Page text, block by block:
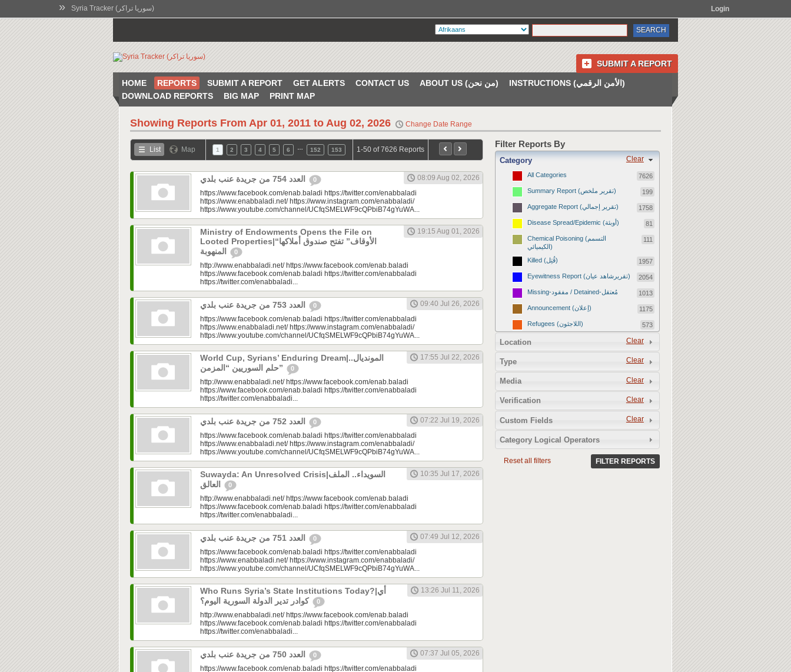
» Syria Tracker (سوريا تراكر) Login
SUBMIT A REPORT
HOME REPORTS SUBMIT A REPORT GET ALERTS CONTACT US ABOUT US (من نحن)
INSTRUCTIONS (الأمن الرقمي)
DOWNLOAD REPORTS
BIG MAP PRINT MAP
Showing Reports From Apr 01, 2011 to Aug 02, 2026 Change Date Range
List Map 1 2 3 4 5 6 152 153 1-50 of 7626 Reports
0
08:09 Aug 02, 2026
https://www.facebook.com/enab.baladi https://twitter.com/enabbaladi
https://www.enabbaladi.net/ https://www.instagram.com/enabbaladi/
https://www.youtube.com/channel/UCfqSMELWF9cQPbiB74gYuWA...
Ministry of Endowments Opens the File on
Looted Properties|“الأوقاف” تفتح صندوق أملاكها
0
19:15 Aug 01, 2026
http://www.enabbaladi.net/ https://www.facebook.com/enab.baladi
https://www.facebook.com/enab.baladi https://twitter.com/enabbaladi
https://twitter.com/enabbaladi...
0
09:40 Jul 26, 2026
https://www.facebook.com/enab.baladi https://twitter.com/enabbaladi
https://www.enabbaladi.net/ https://www.instagram.com/enabbaladi/
https://www.youtube.com/channel/UCfqSMELWF9cQPbiB74gYuWA...
World Cup, Syrians’ Enduring Dream|المونديال..
حلم السوريين “المزمن”
0
17:55 Jul 22, 2026
http://www.enabbaladi.net/ https://www.facebook.com/enab.baladi
https://www.facebook.com/enab.baladi https://twitter.com/enabbaladi
https://twitter.com/enabbaladi...
0
07:22 Jul 19, 2026
https://www.facebook.com/enab.baladi https://twitter.com/enabbaladi
https://www.enabbaladi.net/ https://www.instagram.com/enabbaladi/
https://www.youtube.com/channel/UCfqSMELWF9cQPbiB74gYuWA...
Suwayda: An Unresolved Crisis|السويداء.. الملف
0
10:35 Jul 17, 2026
http://www.enabbaladi.net/ https://www.facebook.com/enab.baladi
https://www.facebook.com/enab.baladi https://twitter.com/enabbaladi
https://twitter.com/enabbaladi...
0
07:49 Jul 12, 2026
https://www.facebook.com/enab.baladi https://twitter.com/enabbaladi
https://www.enabbaladi.net/ https://www.instagram.com/enabbaladi/
https://www.youtube.com/channel/UCfqSMELWF9cQPbiB74gYuWA...
Who Runs Syria’s State Institutions Today?|أي
كوادر تدير الدولة السورية اليوم؟
0
13:26 Jul 11, 2026
http://www.enabbaladi.net/ https://www.facebook.com/enab.baladi
https://www.facebook.com/enab.baladi https://twitter.com/enabbaladi
https://twitter.com/enabbaladi...
0
07:37 Jul 05, 2026
https://www.facebook.com/enab.baladi https://twitter.com/enabbaladi
Filter Reports By
Clear
Category
All Categories 7626
Summary Report (تقرير ملخص) 199
Aggregate Report (تقرير إجمالي) 1758
Disease Spread/Epidemic (أوبئة) 81
Chemical Poisoning (التسمم
الكيميائي)
111
Killed (قُتِل) 1957
Eyewitness Report (تقريرشاهد عيان) 2054
Missing-مفقود / Detained-مُعتقل 1013
Announcement (إعلان) 1175
Refugees (اللاجئون) 573
1672
Revenge Killings (القتل بدافع الانتقام) 11
2
13
Clear
Location
Clear
Type
Clear
Media
Clear
Verification
Clear
Custom Fields
Category Logical Operators
Reset all filters FILTER REPORTS